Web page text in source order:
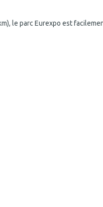
le parc Eurexpo est